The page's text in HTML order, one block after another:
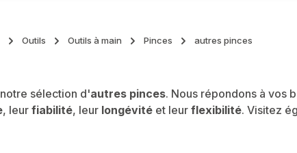
Outils Outils à main Pinces autres pinces
sélection d'autres pinces. Nous répondons à vos
, leur fiabilité, leur longévité et leur flexibilité. Visitez